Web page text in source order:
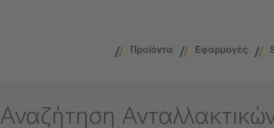
Προϊόντα Εφαρμογές
Αναζήτηση